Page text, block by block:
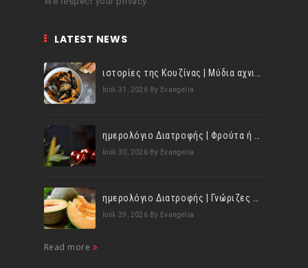
LATEST NEWS
Ιούλ 31, 2026 By Evangelia
Ιούλ 30, 2026 By Evangelia
Ιούλ 29, 2026 By Evangelia
Read more